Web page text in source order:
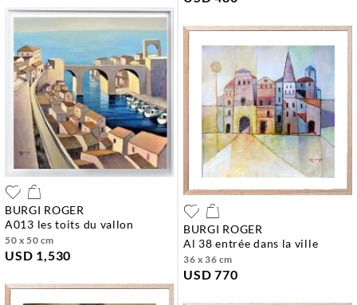
BURGI ROGER
a013 les toits du vallon
50 x 50 cm
USD 1,530
BURGI ROGER
al 38 entrée dans la ville
36 x 36 cm
USD 770